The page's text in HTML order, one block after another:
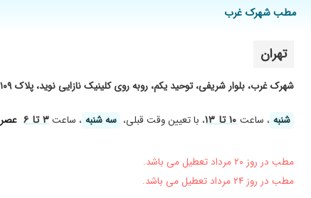
مطب شهرک غرب
تهران
شهرک غرب، بلوار شریفی، توحید یکم، روبه روی کلینیک نازایی نوید، پلاک ۱۰۹، طبقه سوم
شنبه ، ساعت۱۰ تا ۱۳ ، با تعیین وقت قبلی، سه شنبه ، ساعت۳ تا ۶ عصر
مطب در روز ۲۰ مرداد تعطیل می باشد.
مطب در روز ۲۴ مرداد تعطیل می باشد.